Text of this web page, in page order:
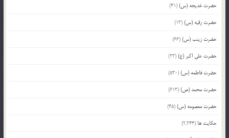
حضرت خدیجه (س)(41)
حضرت رقیه (س)(13)
حضرت زینب (س)(66)
حضرت علی اکبر (ع)(23)
حضرت فاطمه (س)(530)
حضرت محمد (ص)(613)
حضرت معصومه (س)(45)
حکایت ها (2,244)